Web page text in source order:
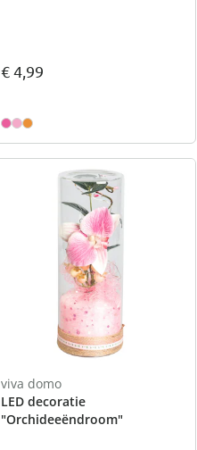
€ 4,99
viva domo
LED decoratie
"Orchideeëndroom"